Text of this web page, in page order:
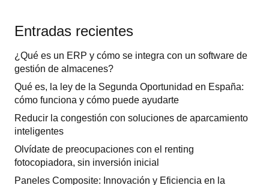
Entradas recientes
¿Qué es un ERP y cómo se integra con un software de
gestión de almacenes?
Qué es, la ley de la Segunda Oportunidad en España:
cómo funciona y cómo puede ayudarte
Reducir la congestión con soluciones de aparcamiento
inteligentes
Olvídate de preocupaciones con el renting
fotocopiadora, sin inversión inicial
Paneles Composite: Innovación y Eficiencia en la